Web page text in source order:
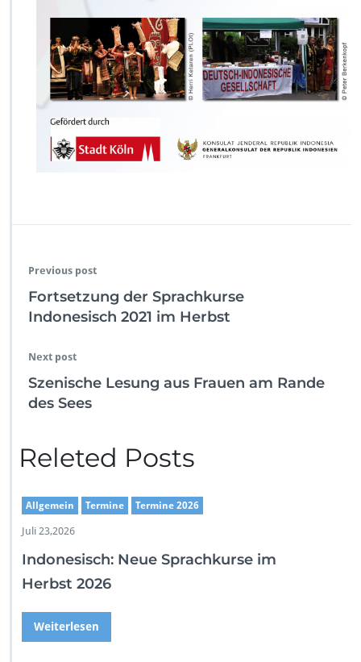
Previous post
Fortsetzung der Sprachkurse
Indonesisch 2021 im Herbst
Next post
Szenische Lesung aus Frauen am Rande
des Sees
Releted Posts
Allgemein Termine Termine 2026
Juli 23,2026
Indonesisch: Neue Sprachkurse im
Herbst 2026
Weiterlesen